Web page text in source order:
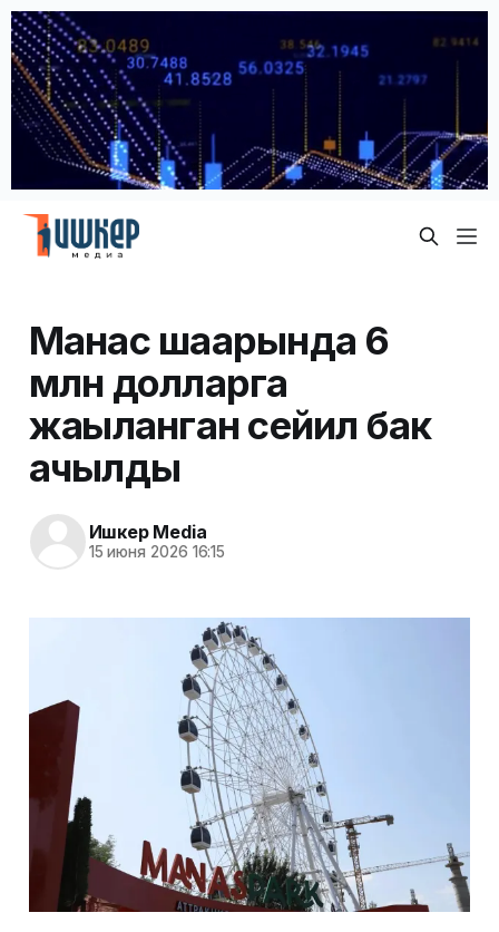
Манас шаарында 6
млн долларга
жаңыланган сейил бак
ачылды
Ишкер Media
15 июня 2026 16:15